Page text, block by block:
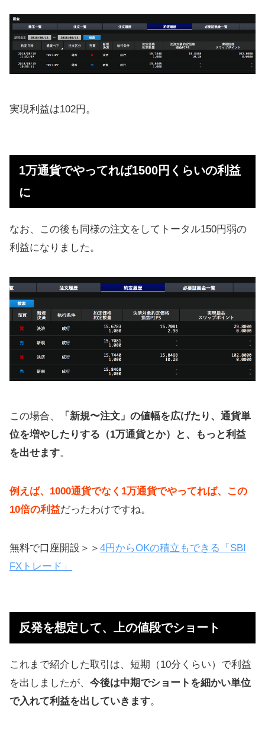
実現利益は102円。
1万通貨でやってれば1500円くらいの利益
に
なお、この後も同様の注文をしてトータル150円弱の
利益になりました。
この場合、
「新規〜注文」の値幅を広げたり、通貨単
位を増やしたりする（1万通貨とか）と、もっと利益
を出せます。
例えば、1000通貨でなく1万通貨でやってれば、この
10倍の利益だったわけですね。
無料で口座開設＞＞ 4円からOKの積立もできる「SBI
FXトレード」
反発を想定して、上の値段でショート
これまで紹介した取引は、短期（10分くらい）で利益
を出しましたが、 今後は中期でショートを細かい単位
で入れて利益を出していきます。